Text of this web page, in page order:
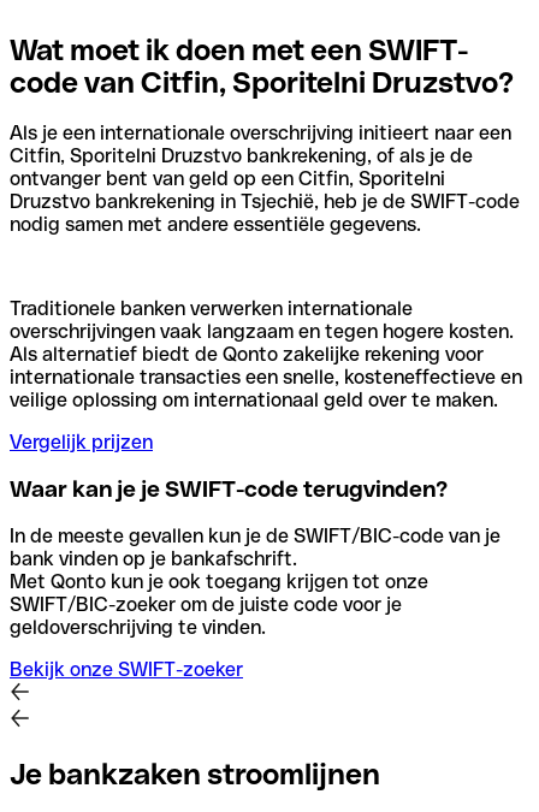
Wat moet ik doen met een SWIFT-
code van Citfin, Sporitelni Druzstvo?
Als je een internationale overschrijving initieert naar een
Citfin, Sporitelni Druzstvo bankrekening, of als je de
ontvanger bent van geld op een Citfin, Sporitelni
Druzstvo bankrekening in Tsjechië, heb je de SWIFT-code
nodig samen met andere essentiële gegevens.
Traditionele banken verwerken internationale
overschrijvingen vaak langzaam en tegen hogere kosten.
Als alternatief biedt de Qonto zakelijke rekening voor
internationale transacties een snelle, kosteneffectieve en
veilige oplossing om internationaal geld over te maken.
Vergelijk prijzen
Waar kan je je SWIFT-code terugvinden?
In de meeste gevallen kun je de SWIFT/BIC-code van je
bank vinden op je bankafschrift.
Met Qonto kun je ook toegang krijgen tot onze
SWIFT/BIC-zoeker om de juiste code voor je
geldoverschrijving te vinden.
Bekijk onze SWIFT-zoeker
Je bankzaken stroomlijnen